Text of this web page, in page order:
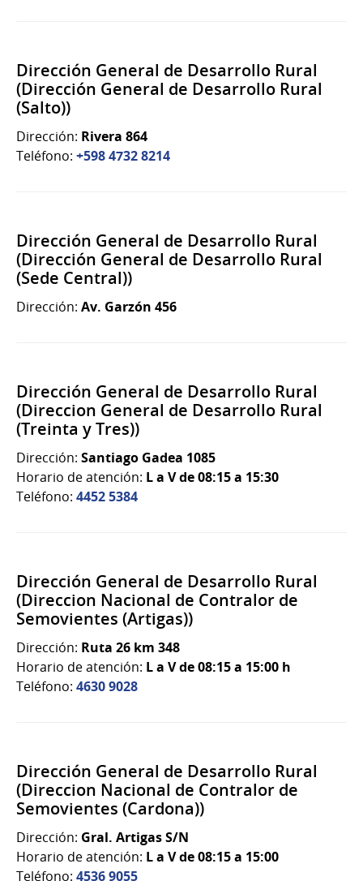
Dirección General de Desarrollo Rural
(Dirección General de Desarrollo Rural
(Salto))
Dirección: Rivera 864
Teléfono: +598 4732 8214
Dirección General de Desarrollo Rural
(Dirección General de Desarrollo Rural
(Sede Central))
Dirección: Av. Garzón 456
Dirección General de Desarrollo Rural
(Direccion General de Desarrollo Rural
(Treinta y Tres))
Dirección: Santiago Gadea 1085
Horario de atención: L a V de 08:15 a 15:30
Teléfono: 4452 5384
Dirección General de Desarrollo Rural
(Direccion Nacional de Contralor de
Semovientes (Artigas))
Dirección: Ruta 26 km 348
Horario de atención: L a V de 08:15 a 15:00 h
Teléfono: 4630 9028
Dirección General de Desarrollo Rural
(Direccion Nacional de Contralor de
Semovientes (Cardona))
Dirección: Gral. Artigas S/N
Horario de atención: L a V de 08:15 a 15:00
Teléfono: 4536 9055